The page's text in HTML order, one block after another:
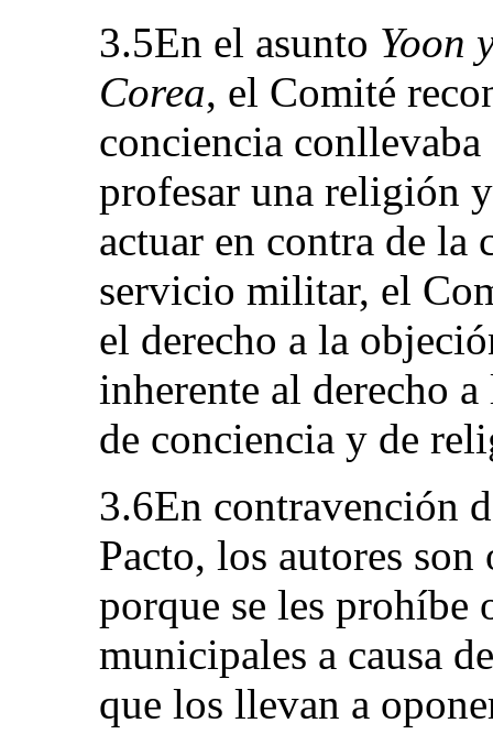
3.5En el asunto Yoon
Corea, el Comité
conciencia
profesar una religión
actuar en contra de la
servicio militar, el
el derecho a la
inherente al derecho
de conciencia y de
3.6En contravención
Pacto, los autores
porque se les prohíbe
municipales a causa
que los llevan a